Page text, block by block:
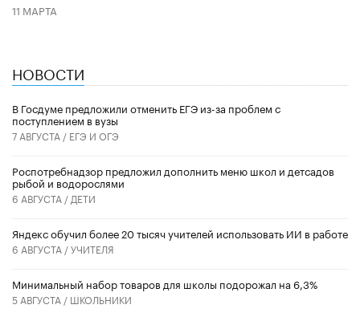
11 МАРТА
НОВОСТИ
В Госдуме предложили отменить ЕГЭ из-за проблем с
поступлением в вузы
7 АВГУСТА / ЕГЭ И ОГЭ
Роспотребнадзор предложил дополнить меню школ и детсадов
рыбой и водорослями
6 АВГУСТА / ДЕТИ
​Яндекс обучил более 20 тысяч учителей использовать ИИ в работе
6 АВГУСТА /УЧИТЕЛЯ
Минимальный набор товаров для школы подорожал на 6,3%
5 АВГУСТА / ШКОЛЬНИКИ